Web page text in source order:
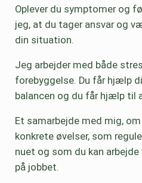
Oplever du symptomer og
jeg, at du tager ansvar og
din situation.
Jeg arbejder med både
forebyggelse. Du får hjælp
balancen og du får hjælp til
Et samarbejde med mig,
konkrete øvelser, som
nuet og som du kan
på jobbet.